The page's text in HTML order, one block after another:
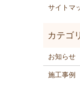
サイトマ
お知らせ
施工事例